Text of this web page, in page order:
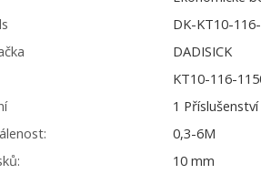
DK-KT10-
DADISICK
KT10-116-
1
0,3-6M
10 mm